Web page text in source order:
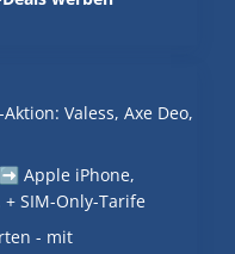
Valess, Axe Deo,
Apple iPhone,
+ SIM-Only-Tarife
- mit